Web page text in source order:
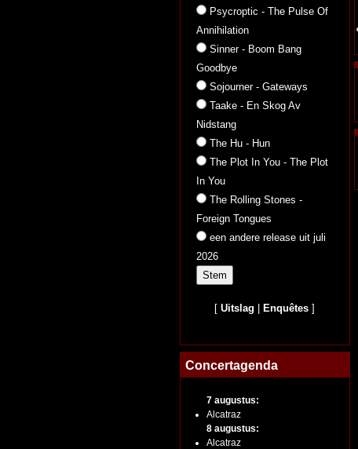
Psycroptic - The Pulse Of
Annihilation
Sinner - Boom Bang
Goodbye
Sojourner - Gateways
Taake - En Skog Av
Nidstang
The Hu - Hun
The Plot In You - The Plot
In You
The Rolling Stones -
Foreign Tongues
een andere release uit juli
2026
[Uitslag Enquêtes ]
Concertagenda
7 augustus:
Alcatraz
8 augustus:
Alcatraz